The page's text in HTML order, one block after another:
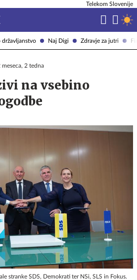
državljanstvo Naj Digi Zdravje za jutri
Telekom Slovenije
meseca, 2 tedna
na vsebino
stranke SDS, Demokrati ter NSi, SLS in Fokus.